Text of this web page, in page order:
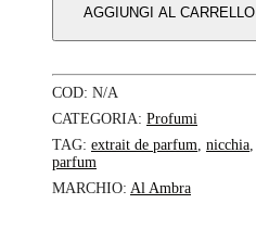
AGGIUNGI AL CARRELLO
COD: N/A
CATEGORIA: Profumi
TAG: extrait de parfum nicchia
parfum
MARCHIO: Al Ambra